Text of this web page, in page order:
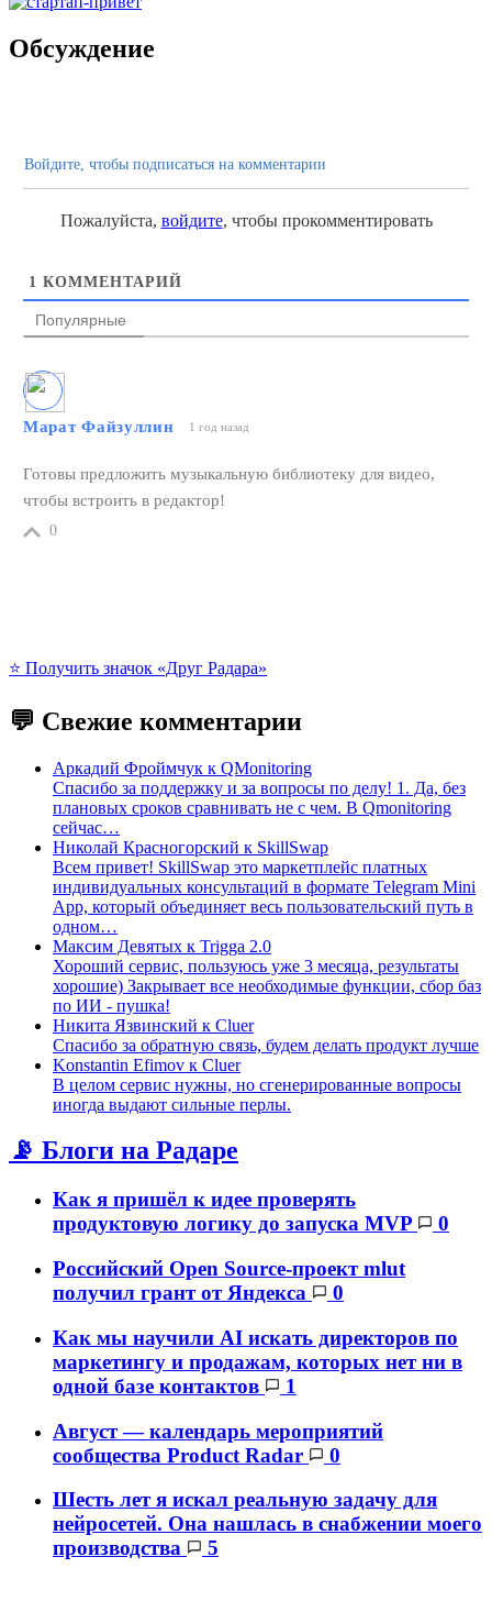
Обсуждение
Войдите, чтобы подписаться на комментарии
Пожалуйста, войдите, чтобы прокомментировать
1 КОММЕНТАРИЙ
Популярные
Марат Файзуллин 1 год назад
Готовы предложить музыкальную библиотеку для видео,
чтобы встроить в редактор!
0
⭐️ Получить значок «Друг Радара»
💬 Свежие комментарии
Аркадий Фроймчук к QMonitoring
Спасибо за поддержку и за вопросы по делу! 1. Да, без
плановых сроков сравнивать не с чем. В Qmonitoring
сейчас…
Николай Красногорский к SkillSwap
Всем привет! SkillSwap это маркетплейс платных
индивидуальных консультаций в формате Telegram Mini
App, который объединяет весь пользовательский путь в
одном…
Максим Девятых к Trigga 2.0
Хороший сервис, пользуюсь уже 3 месяца, результаты
хорошие) Закрывает все необходимые функции, сбор баз
по ИИ - пушка!
Никита Язвинский к Cluer
Спасибо за обратную связь, будем делать продукт лучше
Konstantin Efimov к Cluer
В целом сервис нужны, но сгенерированные вопросы
иногда выдают сильные перлы.
📡 Блоги на Радаре
Как я пришёл к идее проверять
продуктовую логику до запуска MVP
0
Российский Open Source-проект mlut
получил грант от Яндекса
0
Как мы научили AI искать директоров по
маркетингу и продажам, которых нет ни в
одной базе контактов
1
Август — календарь мероприятий
сообщества Product Radar
0
Шесть лет я искал реальную задачу для
нейросетей. Она нашлась в снабжении моего
производства
5